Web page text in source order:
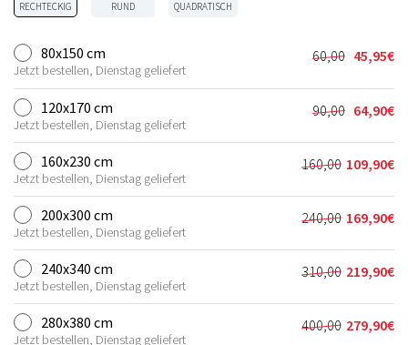
RECHTECKIG RUND QUADRATISCH
80x150 cm
Jetzt bestellen, Dienstag geliefert
60,00
Preis
war:
60,00€
45,95€
Aktueller
Preis
ist:
45,95€.
120x170 cm
Jetzt bestellen, Dienstag geliefert
90,00
Preis
war:
90,00€
64,90€
Aktueller
Preis
ist:
64,90€.
160x230 cm
Jetzt bestellen, Dienstag geliefert
160,00
Preis
war:
160,00€
109,90€
Aktueller
Preis
ist:
109,90€.
200x300 cm
Jetzt bestellen, Dienstag geliefert
240,00
Preis
war:
240,00€
169,90€
Aktueller
Preis
ist:
169,90€.
240x340 cm
Jetzt bestellen, Dienstag geliefert
310,00
Preis
war:
310,00€
219,90€
Aktueller
Preis
ist:
219,90€.
280x380 cm
Jetzt bestellen, Dienstag geliefert
400,00 279,90€
Aktueller